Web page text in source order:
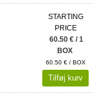
STARTING
PRICE
60.50 € / 1
BOX
60.50 € / BOX
Tilføj kurv